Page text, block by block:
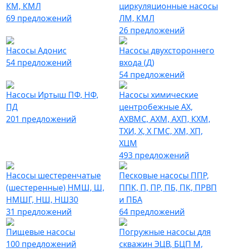
КМ, КМЛ
69 предложений
циркуляционные насосы
ЛМ, КМЛ
26 предложений
Насосы Адонис
54 предложений
Насосы двухстороннего
входа (Д)
54 предложений
Насосы Иртыш ПФ, НФ,
ПД
201 предложений
Насосы химические
центробежные АХ,
АХВМС, АХМ, АХП, КХМ,
ТХИ, Х, Х ГМС, ХМ, ХП,
ХЦМ
493 предложений
Насосы шестеренчатые
(шестеренные) НМШ, Ш,
НМШГ, НШ, НШ30
31 предложений
Песковые насосы ППР,
ППК, П, ПР, ПБ, ПК, ПРВП
и ПБА
64 предложений
Пищевые насосы
100 предложений
Погружные насосы для
скважин ЭЦВ, БЦП М,